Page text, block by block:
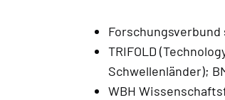
TRIFOLD
Schwellenländer);
WBH